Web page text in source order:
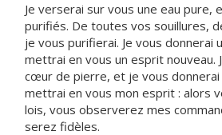
Je verserai sur vous une eau pure,
purifiés. De toutes vos souillures,
je vous purifierai. Je vous donnerai
mettrai en vous un esprit nouveau.
cœur de pierre, et je vous donnerai
mettrai en vous mon esprit : alors
lois, vous observerez mes
serez fidèles.